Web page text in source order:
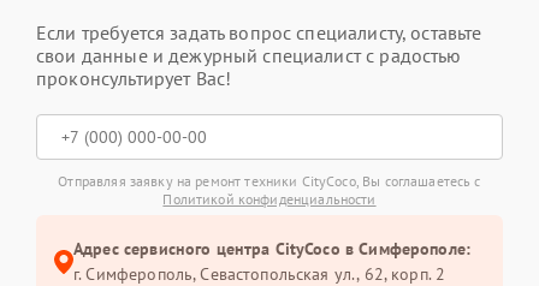
Если требуется задать вопрос специалисту, оставьте
свои данные и дежурный специалист с радостью
проконсультирует Вас!
Отправляя заявку на ремонт техники CityCoco, Вы соглашаетесь с
Политикой конфиденциальности
Адрес сервисного центра CityCoco в Симферополе:
г. Симферополь, Севастопольская ул., 62, корп. 2